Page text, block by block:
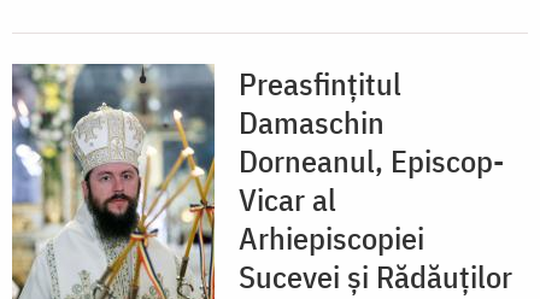
Preasfințitul
Damaschin
Dorneanul, Episcop-
Vicar al
Arhiepiscopiei
Sucevei și Rădăuților